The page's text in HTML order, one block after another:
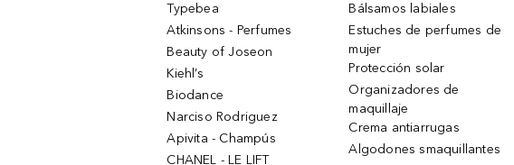
Typebea
Atkinsons - Perfumes
Beauty of Joseon
Kiehl’s
Biodance
Narciso Rodriguez
Apivita - Champús
CHANEL - LE LIFT
Bálsamos labiales
Estuches de perfumes de
mujer
Protección solar
Organizadores de
maquillaje
Crema antiarrugas
Algodones smaquillantes